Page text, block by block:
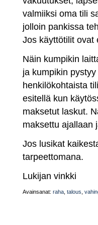
valmiiksi oma tili
jolloin pankissa
Jos käyttötilit ovat
Näin kumpikin
ja kumpikin
henkilökohtaista
esitellä kun
maksetut laskut.
maksettu ajallaan
Jos lusikat
tarpeettomana.
Lukijan vinkki
Avainsanat: raha talous